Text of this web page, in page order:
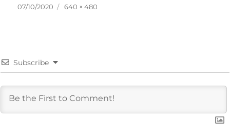
投
07/10/2020
フ
640 × 480
Subscribe